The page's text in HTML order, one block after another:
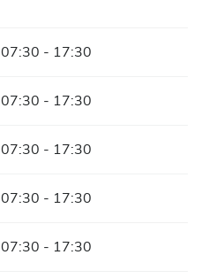
07:30 - 17:30
07:30 - 17:30
07:30 - 17:30
07:30 - 17:30
07:30 - 17:30